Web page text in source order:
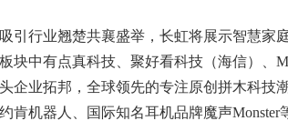
引行业翘楚共襄盛举，长虹将展示智慧家
块中有点真科技、聚好看科技（海信）、
企业拓邦，全球领先的专注原创拼木科技
肯机器人、国际知名耳机品牌魔声